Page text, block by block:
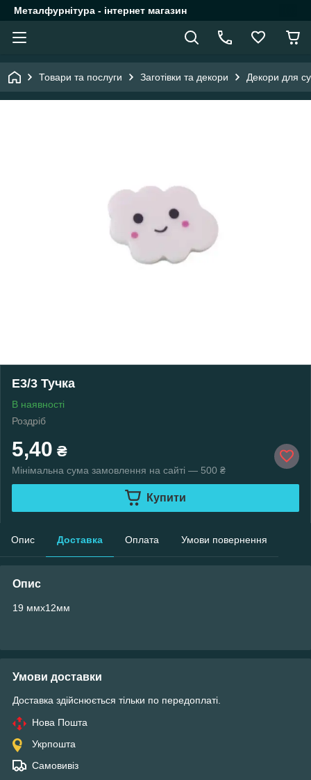
Металфурнітура - інтернет магазин
Товари та послуги Заготівки та декори Декори для
Е3/3 Тучка
В наявності
Роздріб
5,40 ₴
Мінімальна сума замовлення на сайті — 500 ₴
Купити
Опис Доставка Оплата Умови повернення
Опис
19 ммх12мм
Умови доставки
Доставка здійснюється тільки по передоплаті.
Нова Пошта
Укрпошта
Самовивіз